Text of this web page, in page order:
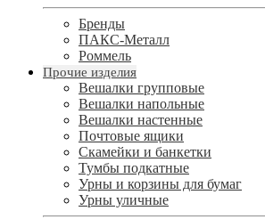
Бренды
ПАКС-Металл
Роммель
Прочие изделия
Вешалки групповые
Вешалки напольные
Вешалки настенные
Почтовые ящики
Скамейки и банкетки
Тумбы подкатные
Урны и корзины для бумаг
Урны уличные